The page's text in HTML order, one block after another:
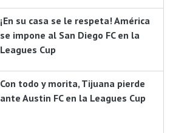
¡En su casa se le respeta! América
se impone al San Diego FC en la
Leagues Cup
Con todo y morita, Tijuana pierde
ante Austin FC en la Leagues Cup